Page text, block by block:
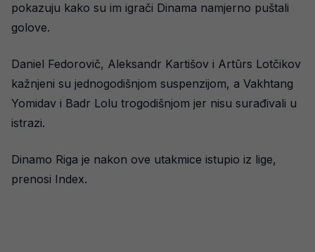
pokazuju kako su im igrači Dinama namjerno puštali
golove.
Daniel Fedorovič, Aleksandr Kartišov i Artūrs Lotčikov
kažnjeni su jednogodišnjom suspenzijom, a Vakhtang
Yomidav i Badr Lolu trogodišnjom jer nisu surađivali u
istrazi.
Dinamo Riga je nakon ove utakmice istupio iz lige,
prenosi Index.